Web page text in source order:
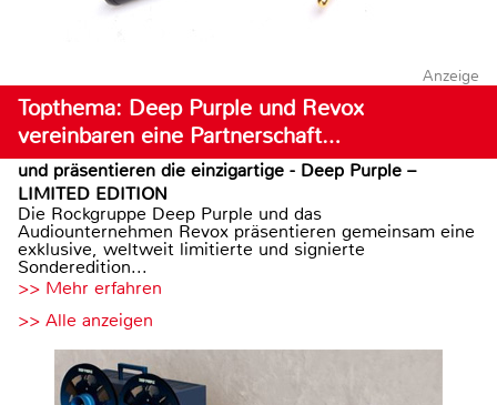
Anzeige
Topthema: Deep Purple und Revox
vereinbaren eine Partnerschaft…
und präsentieren die einzigartige - Deep Purple –
LIMITED EDITION
Die Rockgruppe Deep Purple und das
Audiounternehmen Revox präsentieren gemeinsam eine
exklusive, weltweit limitierte und signierte
Sonderedition...
>> Mehr erfahren
>> Alle anzeigen